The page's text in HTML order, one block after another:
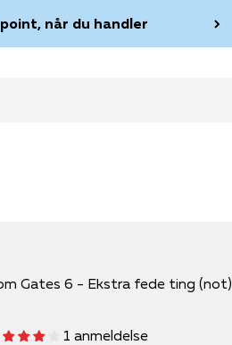
når du handler
Gates 6 - Ekstra fede ting (not)
1 anmeldelse